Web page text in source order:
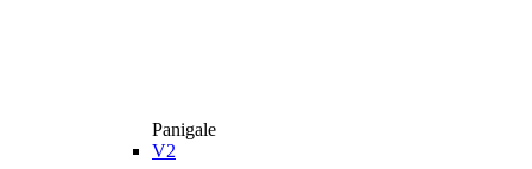
Panigale
V2